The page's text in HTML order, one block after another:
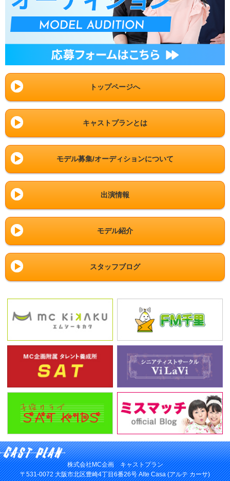
トップページへ
キャストプランとは
モデル募集/オーディションについて
出演情報
モデル紹介
スタッフブログ
株式会社MC企画 キャストプラン
〒531-0072 大阪市北区豊崎4丁目6番26号 Alte Casa (アルテ カーサ)